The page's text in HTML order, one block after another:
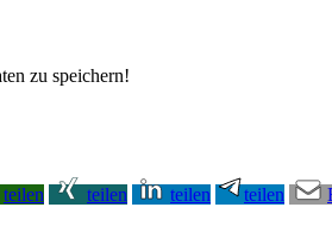
zu speichern!
teilen teilen teilen teilen